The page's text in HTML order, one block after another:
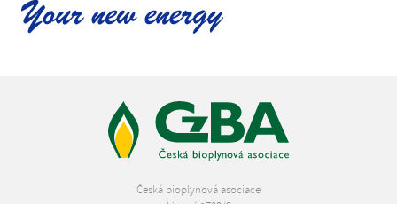
Česká bioplynová asociace